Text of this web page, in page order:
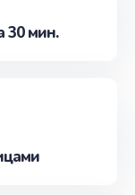
30 мин.